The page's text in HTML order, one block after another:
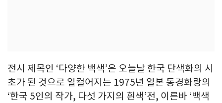
전시 제목인 ‘다양한 백색’은 오늘날 한국 단색화의 시
초가 된 것으로 일컬어지는 1975년 일본 동경화랑의
‘한국 5인의 작가, 다섯 가지의 흰색’전, 이른바 ‘백색